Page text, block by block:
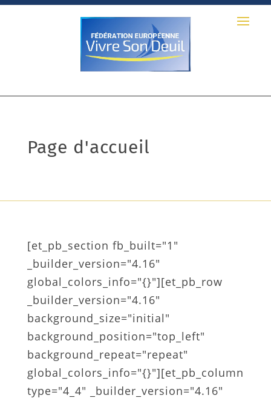
Page d'accueil
[et_pb_section fb_built="1"
_builder_version="4.16"
global_colors_info="{}"][et_pb_row
_builder_version="4.16"
background_size="initial"
background_position="top_left"
background_repeat="repeat"
global_colors_info="{}"][et_pb_column
type="4_4" _builder_version="4.16"